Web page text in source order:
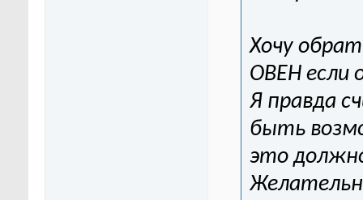
Хочу
ОВЕН если
Я правда
быть
это